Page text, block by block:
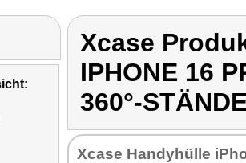
Xcase
IPHONE 16
360°-
Xca­se Han­dy­hül­le